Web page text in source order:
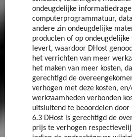
ondeugdelijke
computerprogrammatuur,
andere zin ondeugdelijke
producten of op ondeugdelijke
levert, waardoor DHost
het verrichten van meer
het maken van meer kosten,
gerechtigd de
verhogen met deze kosten,
werkzaamheden verbonden
uitsluitend te beoordelen door
6.3 DHost is gerechtigd de
prijs te verhogen